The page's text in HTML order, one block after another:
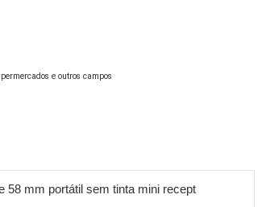
58 mm portátil sem tinta mini recept